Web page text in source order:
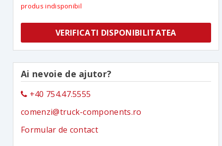
produs indisponibil
VERIFICATI DISPONIBILITATEA
Ai nevoie de ajutor?
+40 754.47.5555
comenzi@truck-components.ro
Formular de contact